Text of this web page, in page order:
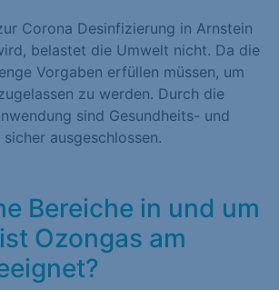
Corona Desinfizierung in Arnstein
belastet die Umwelt nicht. Da die
Vorgaben erfüllen müssen, um
zu werden. Durch die
sind Gesundheits- und
ausgeschlossen.
Bereiche in und um
Ozongas am